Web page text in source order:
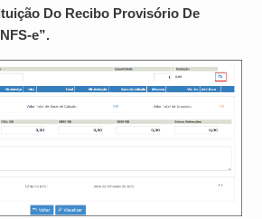
Do Recibo Provisório De
e”.